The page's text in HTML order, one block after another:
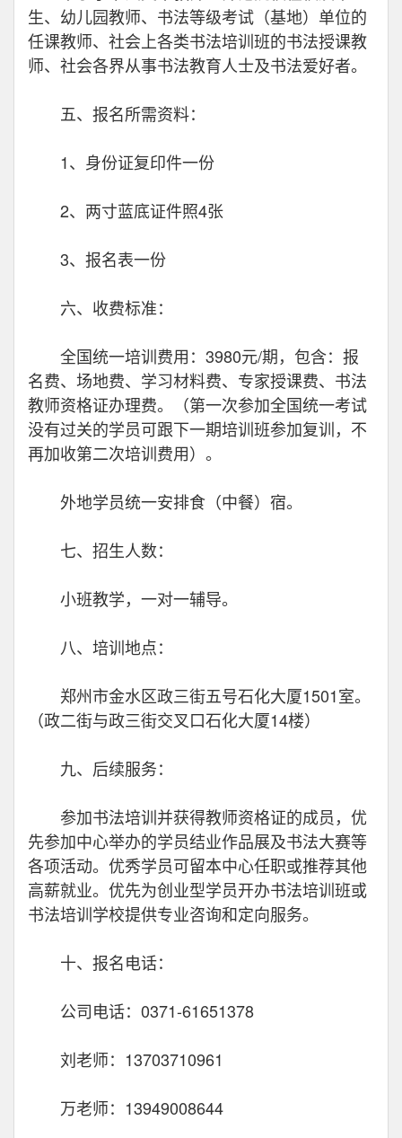
生、幼儿园教师、书法等级考试（基地）单位的
任课教师、社会上各类书法培训班的书法授课教
师、社会各界从事书法教育人士及书法爱好者。
五、报名所需资料：
1、身份证复印件一份
2、两寸蓝底证件照4张
3、报名表一份
六、收费标准：
全国统一培训费用：3980元/期，包含：报
名费、场地费、学习材料费、专家授课费、书法
教师资格证办理费。（第一次参加全国统一考试
没有过关的学员可跟下一期培训班参加复训，不
再加收第二次培训费用）。
外地学员统一安排食（中餐）宿。
七、招生人数：
小班教学，一对一辅导。
八、培训地点：
郑州市金水区政三街五号石化大厦1501室。
（政二街与政三街交叉口石化大厦14楼）
九、后续服务：
参加书法培训并获得教师资格证的成员，优
先参加中心举办的学员结业作品展及书法大赛等
各项活动。优秀学员可留本中心任职或推荐其他
高薪就业。优先为创业型学员开办书法培训班或
书法培训学校提供专业咨询和定向服务。
十、报名电话：
公司电话：0371-61651378
刘老师：13703710961
万老师：13949008644